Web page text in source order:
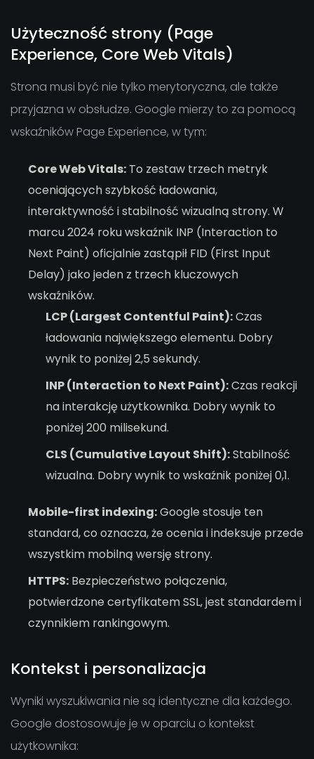
Użyteczność strony (Page
Experience, Core Web Vitals)
Strona musi być nie tylko merytoryczna, ale także
przyjazna w obsłudze. Google mierzy to za pomocą
wskaźników Page Experience, w tym:
Core Web Vitals: To zestaw trzech metryk
oceniających szybkość ładowania,
interaktywność i stabilność wizualną strony. W
marcu 2024 roku wskaźnik INP (Interaction to
Next Paint) oficjalnie zastąpił FID (First Input
Delay) jako jeden z trzech kluczowych
wskaźników.
LCP (Largest Contentful Paint):Czas
ładowania największego elementu. Dobry
wynik to poniżej 2,5 sekundy.
INP (Interaction to Next Paint):Czas reakcji
na interakcję użytkownika. Dobry wynik to
poniżej 200 milisekund.
CLS (Cumulative Layout Shift):Stabilność
wizualna. Dobry wynik to wskaźnik poniżej 0,1.
Mobile-first indexing:Google stosuje ten
standard, co oznacza, że ocenia i indeksuje przede
wszystkim mobilną wersję strony.
HTTPS: Bezpieczeństwo połączenia,
potwierdzone certyfikatem SSL, jest standardem i
czynnikiem rankingowym.
Kontekst i personalizacja
Wyniki wyszukiwania nie są identyczne dla każdego.
Google dostosowuje je w oparciu o kontekst
użytkownika: